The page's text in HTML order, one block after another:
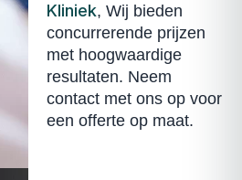
Kliniek, Wij bieden
concurrerende prijzen
met hoogwaardige
resultaten. Neem
contact met ons op voor
een offerte op maat.